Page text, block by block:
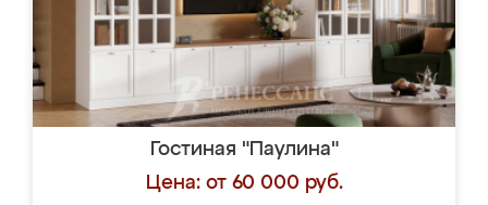
Гостиная "Паулина"
Цена: от 60 000 руб.